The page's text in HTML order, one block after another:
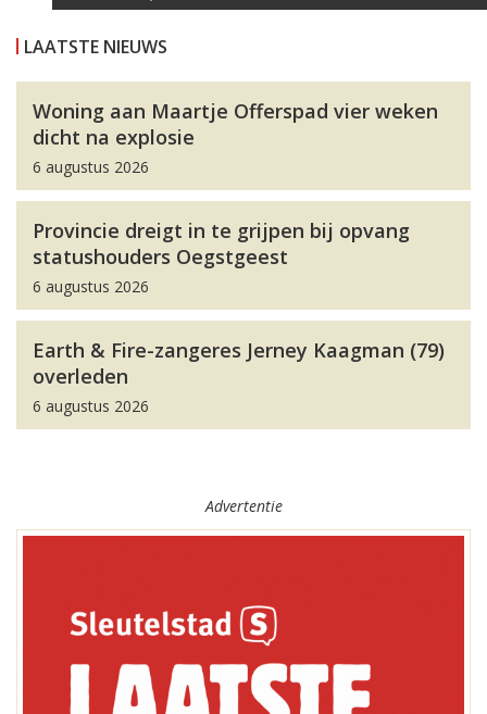
LAATSTE NIEUWS
Woning aan Maartje Offerspad vier weken
dicht na explosie
6 augustus 2026
Provincie dreigt in te grijpen bij opvang
statushouders Oegstgeest
6 augustus 2026
Earth & Fire-zangeres Jerney Kaagman (79)
overleden
6 augustus 2026
Advertentie